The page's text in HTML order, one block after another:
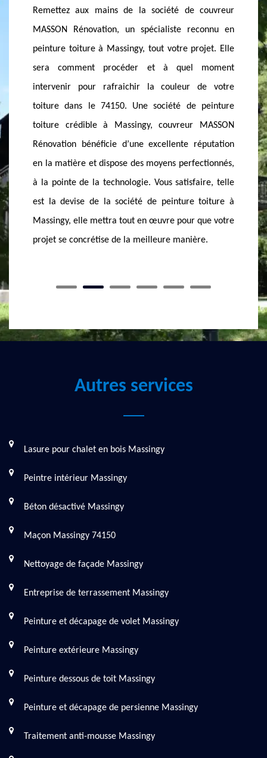
telle
à
votre
MASSINGY
En tant que société professionnelle en travaux de
toiture, MASSON Rénovation à Massingy connait
bien les astuces et les interventions à faire pour
préserver vos tuiles dans le 74150. A part la
peinture, il existe aussi divers moyens de conserver
et consolider la performance et l’apparence de vos
tuiles. Demandez l’avis de la société de peinture sur
tuile à Massingy, elle sera ravie de fournir la
solution ajustée à l’état de vos tuiles. La société de
peinture tuile à Massingy vous oriente sur les
meilleurs soins adaptés à vos revêtements de
toiture en tuiles.
de la
rendu
œuvre
74150.
Autres services
Lasure pour chalet en bois Massingy
Peintre intérieur Massingy
Béton désactivé Massingy
Maçon Massingy 74150
Nettoyage de façade Massingy
Entreprise de terrassement Massingy
Peinture et décapage de volet Massingy
Peinture extérieure Massingy
Peinture dessous de toit Massingy
Peinture et décapage de persienne Massingy
Traitement anti-mousse Massingy